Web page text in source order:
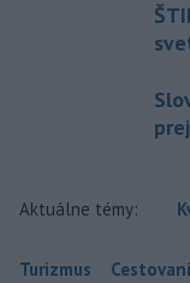
Aktuálne témy:
Turizmus